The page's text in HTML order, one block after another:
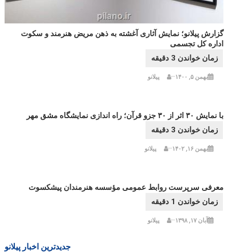
گزارش پیلانو؛ نمایش آثاری آغشته به ذهن مریض هنرمند و سکوت
اداره کل تجسمی
بهمن ۵, ۱۴۰۰ پیلانو
با نمایش ۳۰ اثر از ۳۰ جزو قرآن؛ راه اندازی نمایشگاه مشق مهر
بهمن ۱۶, ۱۴۰۲ پیلانو
معرفی سرپرست روابط عمومی مؤسسه هنرمندان پیشکسوت
آبان ۱۷, ۱۳۹۸ پیلانو
جدیدترین اخبار پیلانو